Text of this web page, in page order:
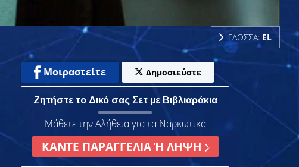
ΓΛΩΣΣΑ: EL
Μοιραστείτε Δημοσιεύστε
Ζητήστε το Δικό σας Σετ με Βιβλιαράκια
Μάθετε την Αλήθεια για τα Ναρκωτικά
ΚΑΝΤΕ ΠΑΡΑΓΓΕΛΙΑ Ή ΛΗΨΗ